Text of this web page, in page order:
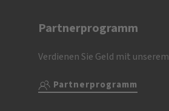
Partnerprogramm
Verdienen Sie Geld mit unserem
Partnerprogramm